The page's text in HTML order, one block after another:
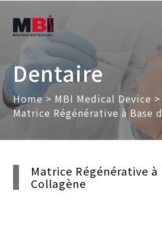
Dentaire
Home> MBI Medical Device >
Matrice Régénérative à Base
Matrice Régénérative à
Collagène